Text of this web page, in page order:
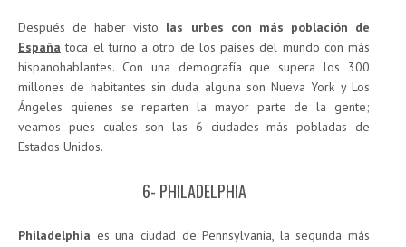
Después de haber visto las urbes con más población de
España toca el turno a otro de los países del mundo con más
hispanohablantes. Con una demografía que supera los 300
millones de habitantes sin duda alguna son Nueva York y Los
Ángeles quienes se reparten la mayor parte de la gente;
veamos pues cuales son las 6 ciudades más pobladas de
Estados Unidos.
6- PHILADELPHIA
Philadelphia es una ciudad de Pennsylvania, la segunda más